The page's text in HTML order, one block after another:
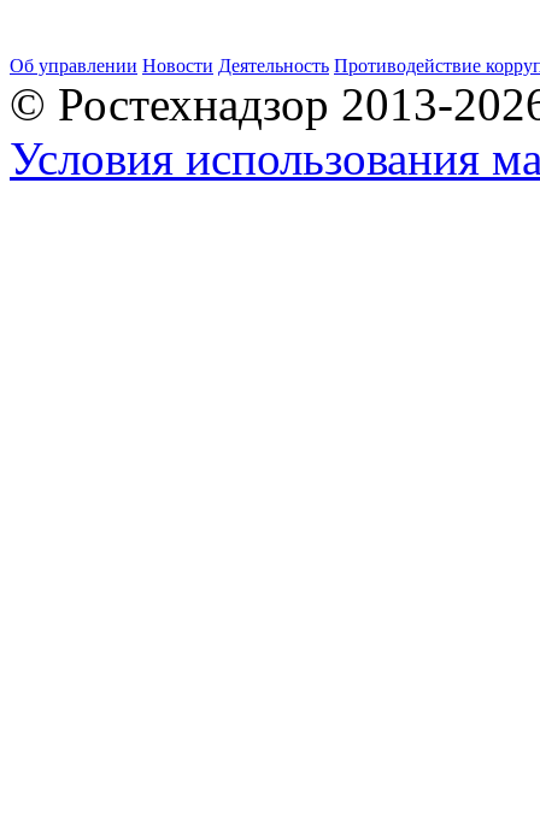
Об управлении Новости Деятельность Противодействие
© Ростехнадзор 2013-
Условия использования